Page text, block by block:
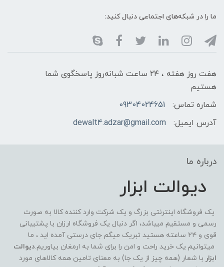
ما را در شبکه‌های اجتماعی دنبال کنید:
هفت روز هفته ، ۲۴ ساعت شبانه‌روز پاسخگوی شما
هستیم
شماره تماس:
09304024651
آدرس ایمیل:
dewalt4.adzar@gmail.com
درباره ما
دیوالت ابزار
یک فروشگاه اینترنتی بزرگ و یک شرکت وارد کننده کالا به صورت
رسمی و مستقیم میباشد، اگر دنبال یک فروشگاه ارزان با پشتیبانی
قوی و ۲۴ ساعته هستید تبریک میگم جای درستی آمده اید ، ما
میتوانیم یک خرید راحت و امن را برای شما به ارمغان بیاوریم.دیوالت
ابزار با شعار (همه چیز از یک جا) به معنای تامین همه کالاهای مورد